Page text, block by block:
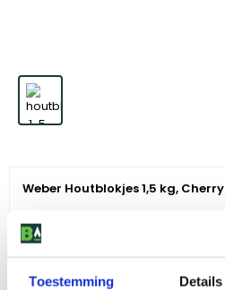
Toestemming Details
Weber Houtblokjes 1,5 kg, Cherry
7,-